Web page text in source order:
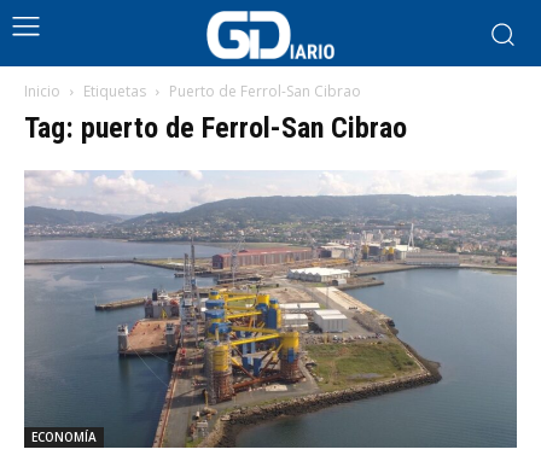
Inicio Etiquetas Puerto de Ferrol-San Cibrao
Tag: puerto de Ferrol-San Cibrao
ECONOMÍA